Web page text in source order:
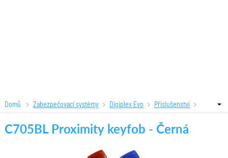
Domů Zabezpečovací systémy Digiplex Evo Příslušenství
C705BL Proximity keyfob - Černá
C705BL Proximity keyfob - Černá